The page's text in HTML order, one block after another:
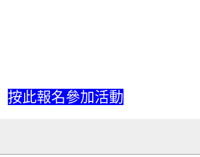
按此報名參加活動